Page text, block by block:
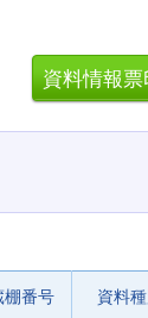
棚番号 資料種